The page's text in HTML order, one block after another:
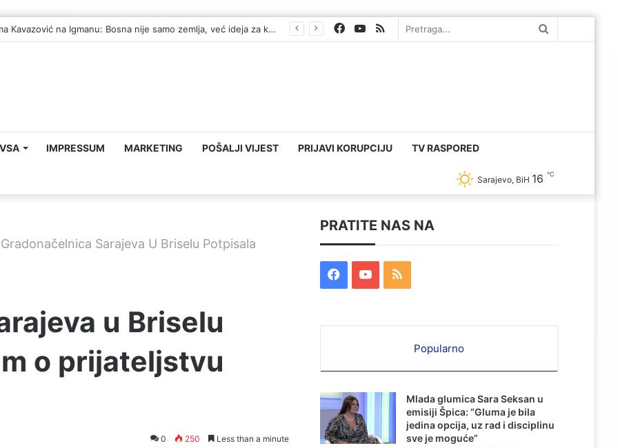
Reisul-ulema Kavazović na Igmanu: Bosna nije samo zemlja, već ideja za koju se živi
IMPRESSUM MARKETING POŠALJI VIJEST PRIJAVI KORUPCIJU TV RASPORED
Sarajevo, BiH 16 ℃
Gradonačelnica Sarajeva U Briselu Potpisala
u Briselu
o prijateljstvu
0 250 Less than a minute
PRATITE NAS NA
Popularno
Mlada glumica Sara Seksan u
emisiji Špica: “Gluma je bila
jedina opcija, uz rad i disciplinu
sve je moguće”